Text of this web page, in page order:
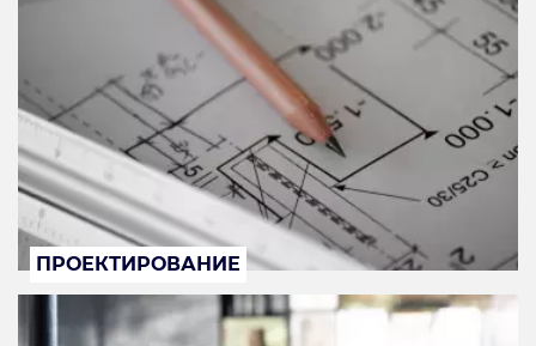
ПРОЕКТИРОВАНИЕ